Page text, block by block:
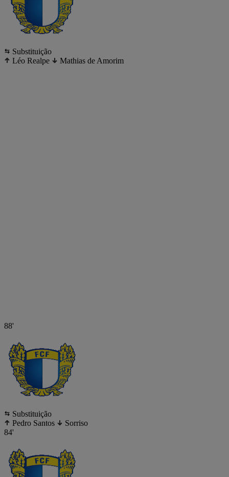
Substituição
Léo Realpe
Mathias de Amorim
88'
Substituição
Pedro Santos
Sorriso
84'